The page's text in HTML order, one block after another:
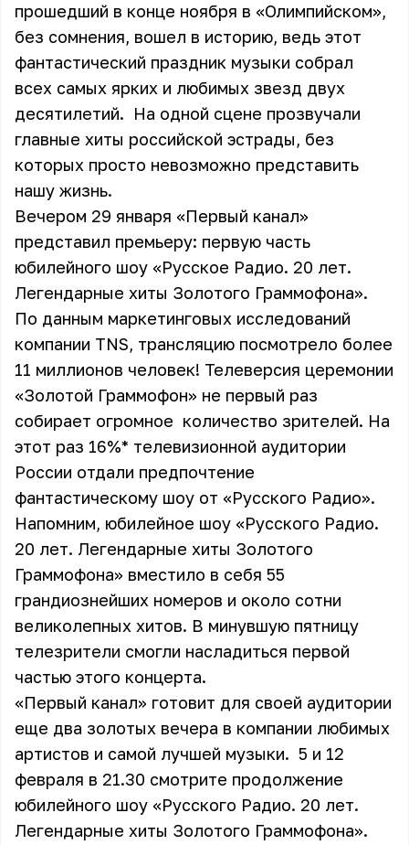
прошедший в конце ноября в «Олимпийском»,
без сомнения, вошел в историю, ведь этот
фантастический праздник музыки собрал
всех самых ярких и любимых звезд двух
десятилетий. На одной сцене прозвучали
главные хиты российской эстрады, без
которых просто невозможно представить
нашу жизнь.
Вечером 29 января «Первый канал»
представил премьеру: первую часть
юбилейного шоу «Русское Радио. 20 лет.
Легендарные хиты Золотого Граммофона».
По данным маркетинговых исследований
компании TNS, трансляцию посмотрело более
11 миллионов человек! Телеверсия церемонии
«Золотой Граммофон» не первый раз
собирает огромное количество зрителей. На
этот раз 16%* телевизионной аудитории
России отдали предпочтение
фантастическому шоу от «Русского Радио».
Напомним, юбилейное шоу «Русского Радио.
20 лет. Легендарные хиты Золотого
Граммофона» вместило в себя 55
грандиознейших номеров и около сотни
великолепных хитов. В минувшую пятницу
телезрители смогли насладиться первой
частью этого концерта.
«Первый канал» готовит для своей аудитории
еще два золотых вечера в компании любимых
артистов и самой лучшей музыки. 5 и 12
февраля в 21.30 смотрите продолжение
юбилейного шоу «Русского Радио. 20 лет.
Легендарные хиты Золотого Граммофона».